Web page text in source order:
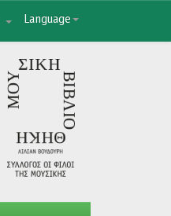
Language